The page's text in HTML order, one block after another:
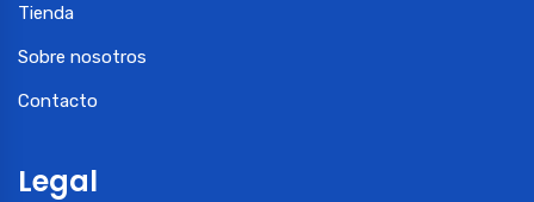
Tienda
Sobre nosotros
Contacto
Legal